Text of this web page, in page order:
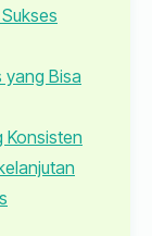
yang Bisa
Konsisten